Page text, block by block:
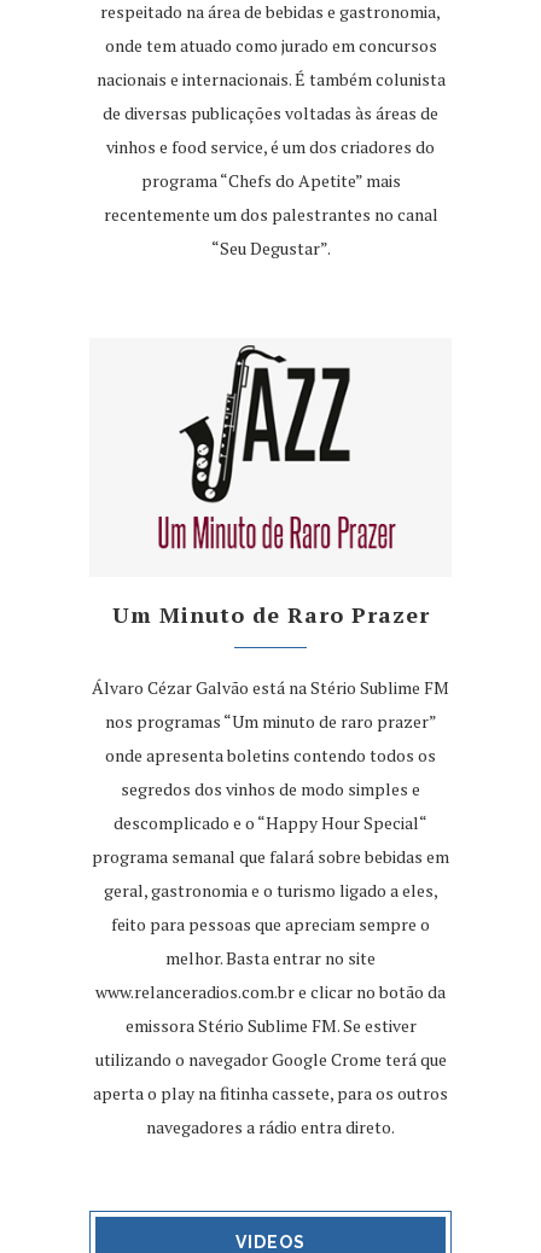
respeitado na área de bebidas e gastronomia,
onde tem atuado como jurado em concursos
nacionais e internacionais. É também colunista
de diversas publicações voltadas às áreas de
vinhos e food service, é um dos criadores do
programa “Chefs do Apetite” mais
recentemente um dos palestrantes no canal
“Seu Degustar”.
Um Minuto de Raro Prazer
Álvaro Cézar Galvão está na Stério Sublime FM
nos programas “Um minuto de raro prazer”
onde apresenta boletins contendo todos os
segredos dos vinhos de modo simples e
descomplicado e o “Happy Hour Special“
programa semanal que falará sobre bebidas em
geral, gastronomia e o turismo ligado a eles,
feito para pessoas que apreciam sempre o
melhor. Basta entrar no site
www.relanceradios.com.bre clicar no botão da
emissora Stério Sublime FM. Se estiver
utilizando o navegador Google Crome terá que
aperta o play na fitinha cassete, para os outros
navegadores a rádio entra direto.
VIDEOS